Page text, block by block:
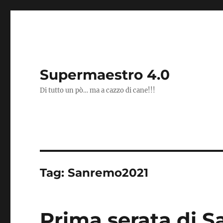
Supermaestro 4.0
Di tutto un pò… ma a cazzo di cane!!!
Tag:Sanremo2021